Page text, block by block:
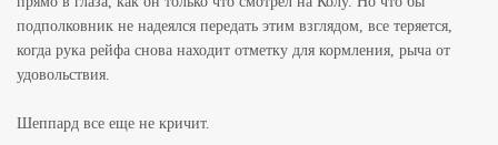
подполковник не надеялся передать этим взглядом, все теряется,
когда рука рейфа снова находит отметку для кормления, рыча от
удовольствия.
Шеппард все еще не кричит.